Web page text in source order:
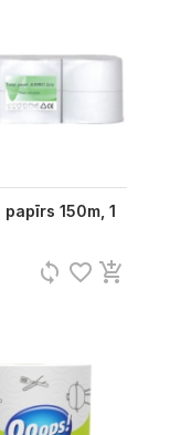
150m, 1
sync favorite_border add_shopping_cart